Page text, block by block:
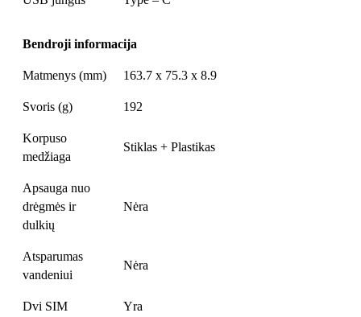
Bendroji informacija
Matmenys (mm) 163.7 x 75.3 x 8.9
Svoris (g) 192
Korpuso
medžiaga
Stiklas + Plastikas
Apsauga nuo
drėgmės ir
dulkių
Nėra
Atsparumas
vandeniui
Nėra
Dvi SIM Yra